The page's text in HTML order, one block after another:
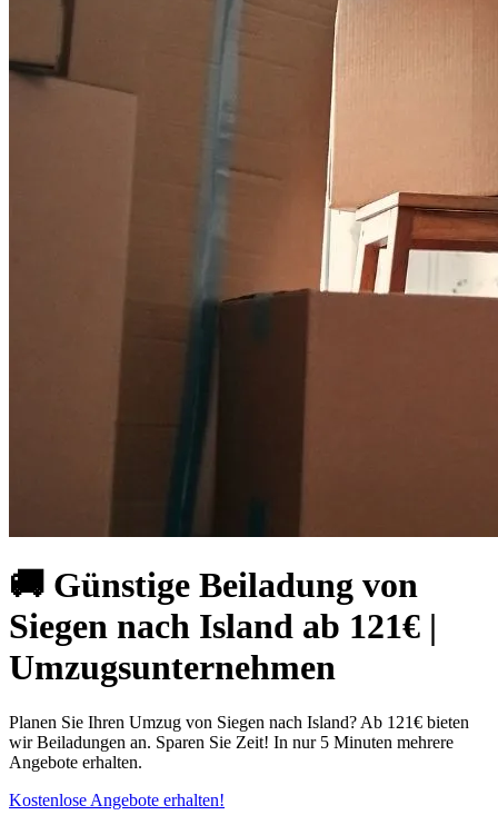
🚚 Günstige Beiladung von
Siegen nach Island ab 121€ |
Umzugsunternehmen
Planen Sie Ihren Umzug von Siegen nach Island? Ab 121€ bieten
wir Beiladungen an. Sparen Sie Zeit! In nur 5 Minuten mehrere
Angebote erhalten.
Kostenlose Angebote erhalten!